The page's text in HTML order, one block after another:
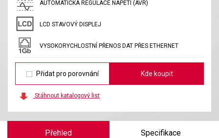
AUTOMATICKÁ REGULACE NAPĚTÍ (AVR)
LCD STAVOVÝ DISPLEJ
VYSOKORYCHLOSTNÍ PŘENOS DAT PŘES ETHERNET
Přidat pro porovnání Kde koupit
Stáhnout katalogový list
Přehled Specifikace